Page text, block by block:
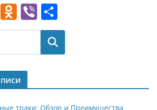
W O
d
o
kl
a
Vi
b
er
т
п
р
в
Поиск
траки: Обзор и Преимущества